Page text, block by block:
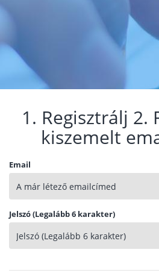
1. Regisztrálj 2.
kiszemelt
Email
Jelszó (Legalább 6 karakter)